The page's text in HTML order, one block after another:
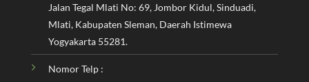
Jalan Tegal Mlati No: 69, Jombor Kidul, Sinduadi,
Mlati, Kabupaten Sleman, Daerah Istimewa
Yogyakarta 55281.
Nomor Telp :